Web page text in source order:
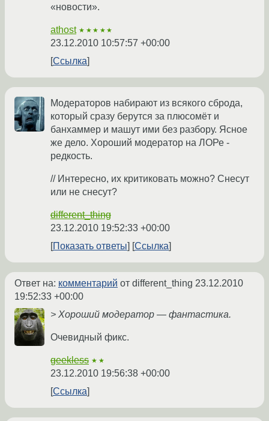
«новости».
athost ★★★★★
23.12.2010 10:57:57 +00:00
Ссылка
Модераторов набирают из всякого сброда,
который сразу берутся за плюсомёт и
банхаммер и машут ими без разбору. Ясное
же дело. Хороший модератор на ЛОРе -
редкость.
// Интересно, их критиковать можно? Снесут
или не снесут?
different_thing
23.12.2010 19:52:33 +00:00
Показать ответы
Ссылка
Ответ на: комментарий от different_thing 23.12.2010
19:52:33 +00:00
> Хороший модератор — фантастика.
Очевидный фикс.
geekless ★★
23.12.2010 19:56:38 +00:00
Ссылка